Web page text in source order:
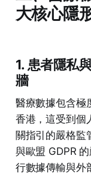
大核心隱
1. 患者隱私
牆
醫療數據包含極
香港，這受到個
關指引的嚴格監
與歐盟 GDPR
行數據傳輸與外